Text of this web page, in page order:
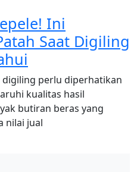
Ini
Saat Digiling
digiling perlu diperhatikan
kualitas hasil
butiran beras yang
nilai jual